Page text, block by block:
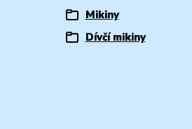
Mikiny
Dívčí mikiny